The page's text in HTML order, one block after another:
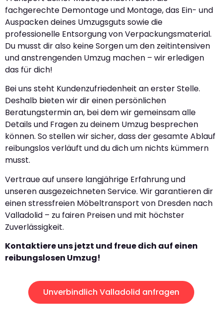
fachgerechte Demontage und Montage, das Ein- und
Auspacken deines Umzugsguts sowie die
professionelle Entsorgung von Verpackungsmaterial.
Du musst dir also keine Sorgen um den zeitintensiven
und anstrengenden Umzug machen – wir erledigen
das für dich!
Bei uns steht Kundenzufriedenheit an erster Stelle.
Deshalb bieten wir dir einen persönlichen
Beratungstermin an, bei dem wir gemeinsam alle
Details und Fragen zu deinem Umzug besprechen
können. So stellen wir sicher, dass der gesamte Ablauf
reibungslos verläuft und du dich um nichts kümmern
musst.
Vertraue auf unsere langjährige Erfahrung und
unseren ausgezeichneten Service. Wir garantieren dir
einen stressfreien Möbeltransport von Dresden nach
Valladolid – zu fairen Preisen und mit höchster
Zuverlässigkeit.
Kontaktiere uns jetzt und freue dich auf einen
reibungslosen Umzug!
Unverbindlich Valladolid anfragen